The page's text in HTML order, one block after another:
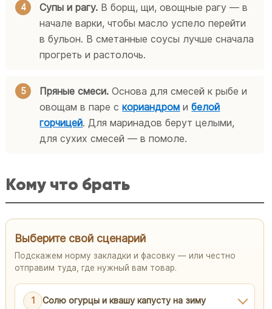
Супы и рагу. В борщ, щи, овощные рагу — в
начале варки, чтобы масло успело перейти
в бульон. В сметанные соусы лучше сначала
прогреть и растолочь.
Пряные смеси. Основа для смесей к рыбе и
овощам в паре скориандром ибелой
горчицей. Для маринадов берут целыми,
для сухих смесей — в помоле.
Кому что брать
Выберите свой сценарий
Подскажем норму закладки и фасовку — или честно
отправим туда, где нужный вам товар.
1 Солю огурцы и квашу капусту на зиму